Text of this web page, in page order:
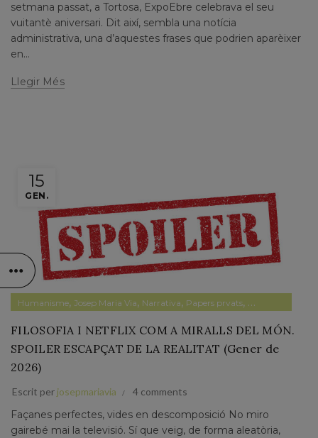
setmana passat, a Tortosa, ExpoEbre celebrava el seu
vuitantè aniversari. Dit així, sembla una notícia
administrativa, una d’aquestes frases que podrien aparèixer
en...
Llegir Més
15
GEN.
Humanisme, Josep Maria Via, Narrativa, Papers prvats, Pensament
FILOSOFIA I NETFLIX COM A MIRALLS DEL MÓN.
SPOILER ESCAPÇAT DE LA REALITAT (Gener de
2026)
Escrit per josepmariavia 4 comments
Façanes perfectes, vides en descomposició No miro
gairebé mai la televisió. Sí que veig, de forma aleatòria,